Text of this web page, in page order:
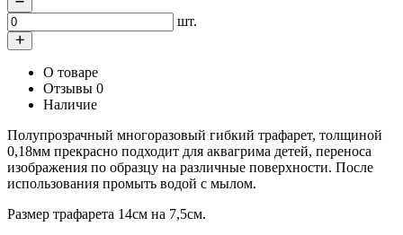
шт.
О товаре
Отзывы 0
Наличие
Полупрозрачный многоразовый гибкий трафарет, толщиной
0,18мм прекрасно подходит для аквагрима детей, переноса
изображения по образцу на различные поверхности. После
использования промыть водой с мылом.
Размер трафарета 14см на 7,5см.